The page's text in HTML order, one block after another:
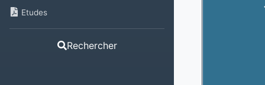
Etudes
Rechercher